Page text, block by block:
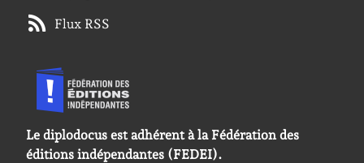
Flux RSS
Le diplodocus est adhérent à la Fédération des
éditions indépendantes (FEDEI).